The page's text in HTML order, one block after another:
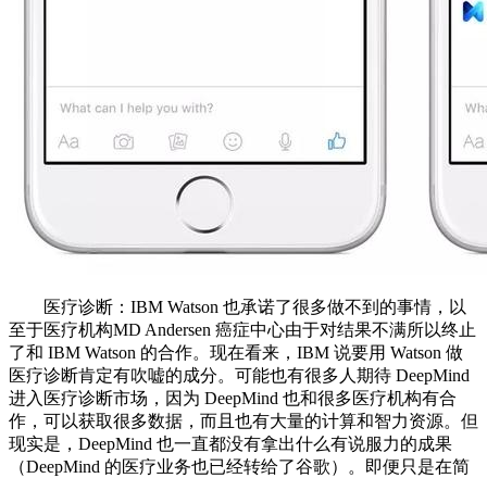
医疗诊断：IBM Watson 也承诺了很多做不到的事情，以
至于医疗机构MD Andersen 癌症中心由于对结果不满所以终止
了和 IBM Watson 的合作。现在看来，IBM 说要用 Watson 做
医疗诊断肯定有吹嘘的成分。可能也有很多人期待 DeepMind
进入医疗诊断市场，因为 DeepMind 也和很多医疗机构有合
作，可以获取很多数据，而且也有大量的计算和智力资源。但
现实是，DeepMind 也一直都没有拿出什么有说服力的成果
（DeepMind 的医疗业务也已经转给了谷歌）。即便只是在简